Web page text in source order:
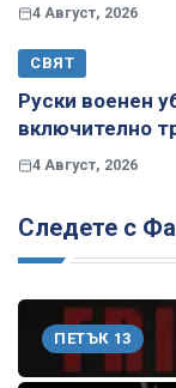
4 Август, 2026
СВЯТ
Руски военен
включително
4 Август, 2026
Следете с
ПЕТЪК 13